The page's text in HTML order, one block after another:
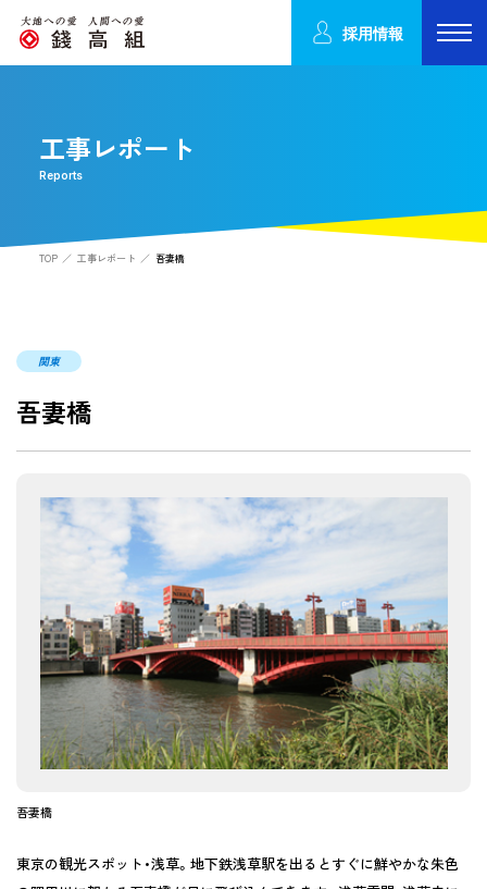
採用情報
工事レポート
Reports
TOP 工事レポート 吾妻橋
関東
吾妻橋
吾妻橋
東京の観光スポット・浅草。地下鉄浅草駅を出るとすぐに鮮やかな朱色